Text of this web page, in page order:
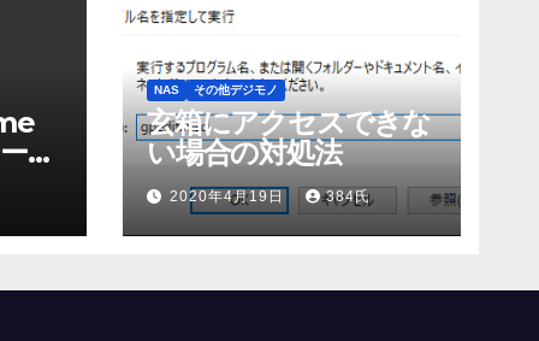
エ
NAS その他デジモノ
玄箱にアクセスできな
い場合の対処法
2020年4月19日 384氏